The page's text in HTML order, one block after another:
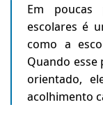
Em poucas
escolares é
como a
Quando esse
orientado,
acolhimento